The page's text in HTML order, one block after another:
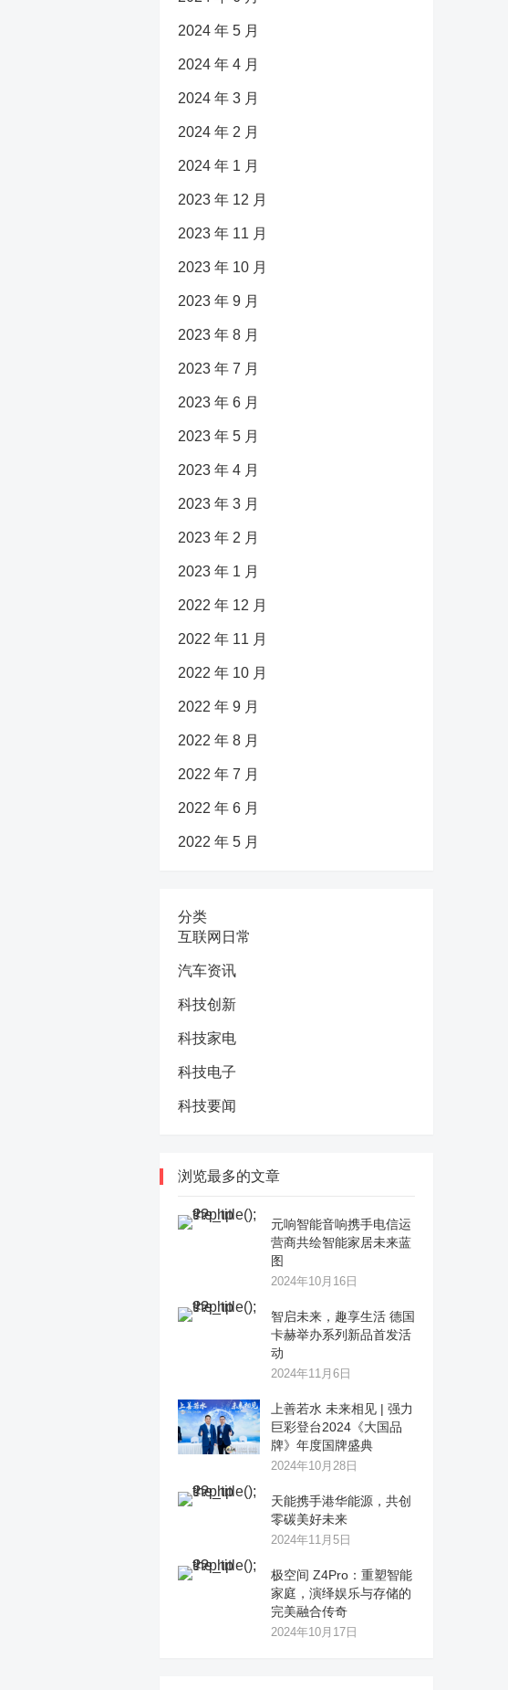
2024 年 5 月
2024 年 4 月
2024 年 3 月
2024 年 2 月
2024 年 1 月
2023 年 12 月
2023 年 11 月
2023 年 10 月
2023 年 9 月
2023 年 8 月
2023 年 7 月
2023 年 6 月
2023 年 5 月
2023 年 4 月
2023 年 3 月
2023 年 2 月
2023 年 1 月
2022 年 12 月
2022 年 11 月
2022 年 10 月
2022 年 9 月
2022 年 8 月
2022 年 7 月
2022 年 6 月
2022 年 5 月
分类
互联网日常
汽车资讯
科技创新
科技家电
科技电子
科技要闻
浏览最多的文章
元响智能音响携手电信运
营商共绘智能家居未来蓝
图
2024年10月16日
智启未来，趣享生活 德国
卡赫举办系列新品首发活
动
2024年11月6日
上善若水 未来相见 | 强力
巨彩登台2024《大国品
牌》年度国牌盛典
2024年10月28日
天能携手港华能源，共创
零碳美好未来
2024年11月5日
极空间 Z4Pro：重塑智能
家庭，演绎娱乐与存储的
完美融合传奇
2024年10月17日